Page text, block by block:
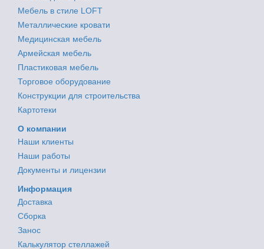
Мебель в стиле LOFT
Металлические кровати
Медицинская мебель
Армейская мебель
Пластиковая мебель
Торговое оборудование
Конструкции для строительства
Картотеки
О компании
Наши клиенты
Наши работы
Документы и лицензии
Информация
Доставка
Сборка
Занос
Калькулятор стеллажей